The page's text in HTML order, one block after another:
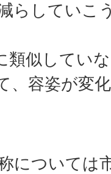
らしていこ
類似してい
、容姿が変
については